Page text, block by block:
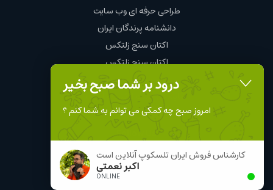
درود بر شما صبح بخیر
امروز صبح چه کمکی می توانم به شما کنم ؟
کارشناس فروش ایران تلسکوپ آنلاین است
اکبر نعمتی
ONLINE
طراحی حرفه ای وب سایت
دانشنامه پرندگان ایران
اکتان سنج زلتکس
اکتان سنج زلتکس
چای و قهوه محمود
نمایندگی چینت الکتریک chint